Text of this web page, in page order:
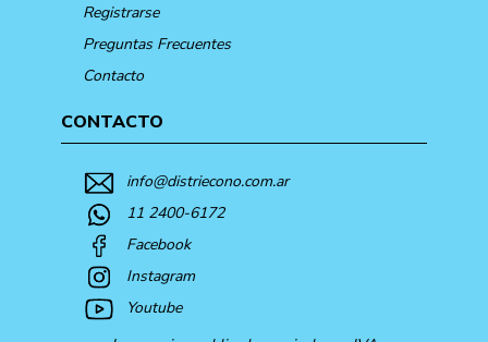
Registrarse
Preguntas Frecuentes
Contacto
CONTACTO
info@distriecono.com.ar
11 2400-6172
Facebook
Instagram
Youtube